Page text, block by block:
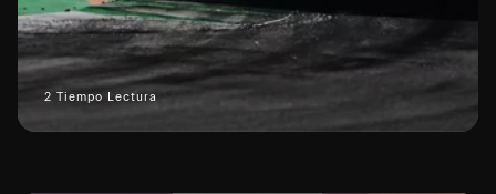
2 Tiempo Lectura